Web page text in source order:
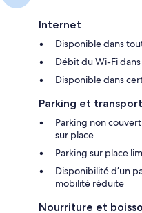
Internet
Disponible dans
Débit du Wi-Fi
Disponible dans
Parking et
Parking non
sur place
Parking sur place
Disponibilité d’un
mobilité réduite
Nourriture et